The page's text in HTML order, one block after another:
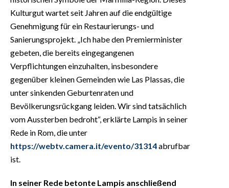
Kulturgut wartet seit Jahren auf die endgültige
Genehmigung für ein Restaurierungs- und
Sanierungsprojekt. „Ich habe den Premierminister
gebeten, die bereits eingegangenen
Verpflichtungen einzuhalten, insbesondere
gegenüber kleinen Gemeinden wie Las Plassas, die
unter sinkenden Geburtenraten und
Bevölkerungsrückgang leiden. Wir sind tatsächlich
vom Aussterben bedroht“, erklärte Lampis in seiner
Rede in Rom, die unter
https://webtv.camera.it/evento/31314abrufbar
ist.
In seiner Rede betonte Lampis anschließend